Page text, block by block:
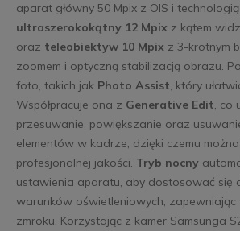
aparat główny 50 Mpix z OIS i
ultraszerokokątny 12 Mpixz kątem
oraz teleobiektyw 10 Mpixz 3-krotnym
zoomem i optyczną stabilizacją obrazu.
foto, takich jak Photo Assist, który
Współpracuje ona z Generative Edit, co
przesuwanie, powiększanie oraz
elementów w kadrze, dzięki czemu
profesjonalnej jakości. Tryb nocny
ustawienia aparatu, aby dostosować się
warunków oświetleniowych, zapewniając
zmroku. Korzystając z kamer Samsunga